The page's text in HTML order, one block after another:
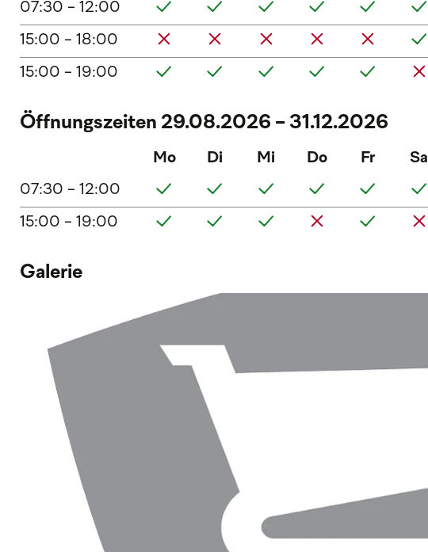
07:30 - 12:00
15:00 - 18:00
15:00 - 19:00
Öffnungszeiten 29.08.2026 - 31.12.2026
Mo Di Mi Do Fr Sa
07:30 - 12:00
15:00 - 19:00
Galerie